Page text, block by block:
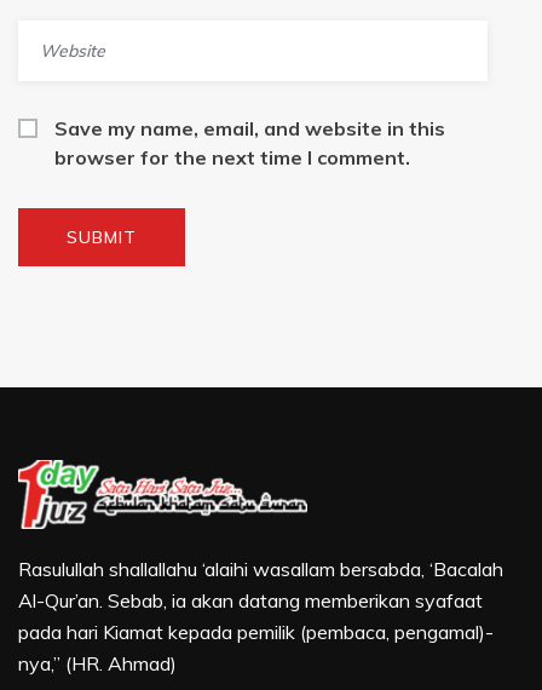
Save my name, email, and website in this
browser for the next time I comment.
Rasulullah shallallahu ‘alaihi wasallam bersabda, ‘Bacalah
Al-Qur’an. Sebab, ia akan datang memberikan syafaat
pada hari Kiamat kepada pemilik (pembaca, pengamal)-
nya,” (HR. Ahmad)